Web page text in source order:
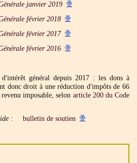
janvier 2019
février 2018
février 2017
février 2016
d'intérêt général depuis 2017 : les dons à
donc droit à une réduction d'impôts de 66
imposable, selon article 200 du Code
:
bulletin de soutien